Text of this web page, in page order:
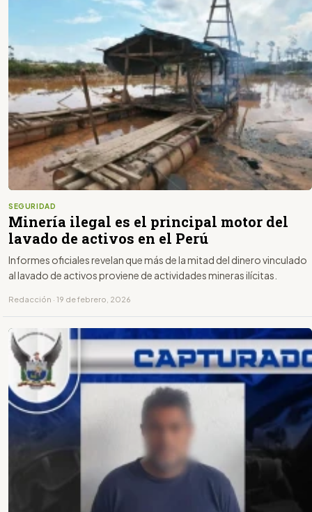
SEGURIDAD
Minería ilegal es el principal motor del
lavado de activos en el Perú
Informes oficiales revelan que más de la mitad del dinero vinculado
al lavado de activos proviene de actividades mineras ilícitas.
Redacción · 19 de febrero, 2026